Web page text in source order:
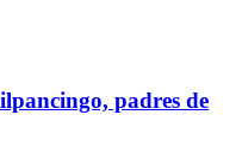
padres de